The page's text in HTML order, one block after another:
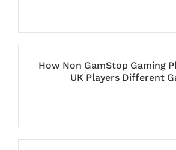
How Non GamStop Gaming
UK Players Different